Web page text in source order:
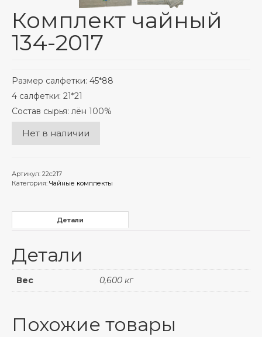
Комплект чайный
134-2017
Размер салфетки: 45*88
4 салфетки: 21*21
Состав сырья: лён 100%
Нет в наличии
Артикул: 22с217
Категория: Чайные комплекты
Детали
Детали
Вес 0,600 кг
Похожие товары